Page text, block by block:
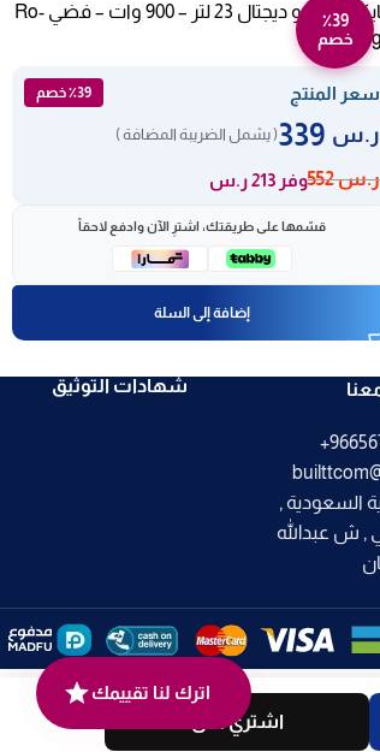
٪39
خصم
مايكرويف أرو ديجتال 23 لتر – 900 وات – فضي Ro-
سعر المنتج ٪39 خصم
ر.س ( يشمل الضريبة المضافة )
ر.س552 وفر 213 ر.س
قسّمها على طريقتك، اشترِ الآن وادفع لاحقاً
إضافة إلى السلة
السعودية ,
, ش عبدالله
شهادات التوثيق
اشتري الان
اترك لنا تقييمك